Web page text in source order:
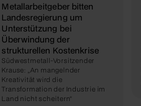
Metallarbeitgeber bitten
Landesregierung um
Unterstützung bei
Überwindung der
strukturellen Kostenkrise
Südwestmetall-Vorsitzender
Krause: „An mangelnder
Kreativität wird die
Transformation der Industrie im
Land nicht scheitern“